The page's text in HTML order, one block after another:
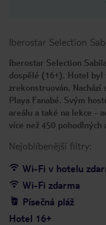
Iberostar Selection
Iberostar Selection
dospělé (16+). Hotel byl
zrekonstruován.
Playa Fanabé. Svým
areálu a také na lekce -
více než 450
Nejoblíbenější filtry:
Wi-Fi v hotelu
Wi-Fi zdarma
Písečná pláž
Hotel 16+